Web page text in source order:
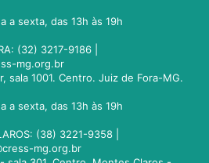
a sexta, das 13h às 19h
(32) 3217-9186 |
mg.org.br
sala 1001. Centro. Juiz de Fora-MG.
a sexta, das 13h às 19h
(38) 3221-9358 |
mg.org.br